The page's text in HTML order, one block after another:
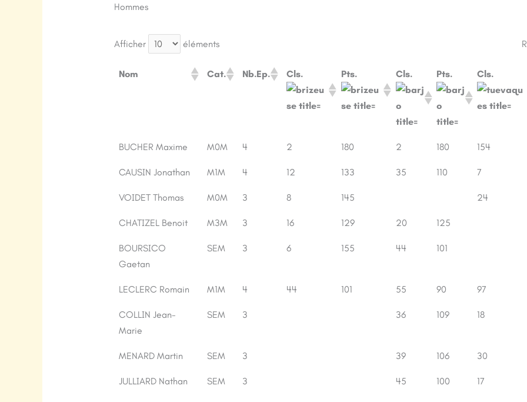
Hommes
Afficher éléments
Nom Cat. Nb.Ep. Cls. Pts. Cls. Pts. Cls.
Nom Cat. Nb.Ep. Cls. Pts. Cls. Pts. Cls.
BUCHER Maxime M0M 4 2 180 2 180 154
CAUSIN Jonathan M1M 4 12 133 35 110 7
VOIDET Thomas M0M 3 8 145 24
CHATIZEL Benoit M3M 3 16 129 20 125
BOURSICO
Gaetan
SEM 3 6 155 44 101
LECLERC Romain M1M 4 44 101 55 90 97
COLLIN Jean-
Marie
SEM 3 36 109 18
MENARD Martin SEM 3 39 106 30
JULLIARD Nathan SEM 3 45 100 17